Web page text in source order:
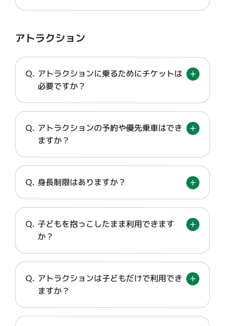
アトラクション
アトラクションに乗るためにチケットは
必要ですか？
アトラクションの予約や優先乗車はでき
ますか？
身長制限はありますか？
子どもを抱っこしたまま利用できます
か？
アトラクションは子どもだけで利用でき
ますか？